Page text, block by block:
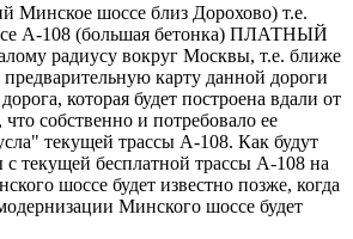
шоссе близ Дорохово) т.е.
А-108 (большая бетонка) ПЛАТНЫЙ
радиусу вокруг Москвы, т.е. ближе
карту данной дороги
которая будет построена вдали от
собственно и потребовало ее
текущей трассы А-108. Как будут
с текущей бесплатной трассы А-108 на
шоссе будет известно позже, когда
Минского шоссе будет